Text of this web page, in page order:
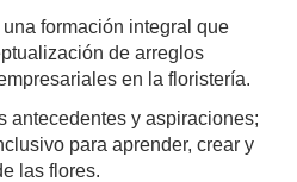
formación integral que
de arreglos
en la floristería.
antecedentes y aspiraciones;
para aprender, crear y
las flores.